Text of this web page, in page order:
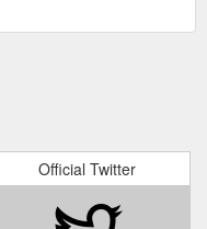
Official Twitter